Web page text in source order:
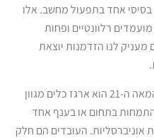
אחד בתפעול מחשב. אלו
רלוונטיים ופחות
לנו הזדמנות יוצאת
הסוד לקריירה בשוק התעסוקה של המאה ה-21 הוא ארגז כלים מגוון
בתחום או בענף אחד
אוניברסליות. העובדים הם חלק